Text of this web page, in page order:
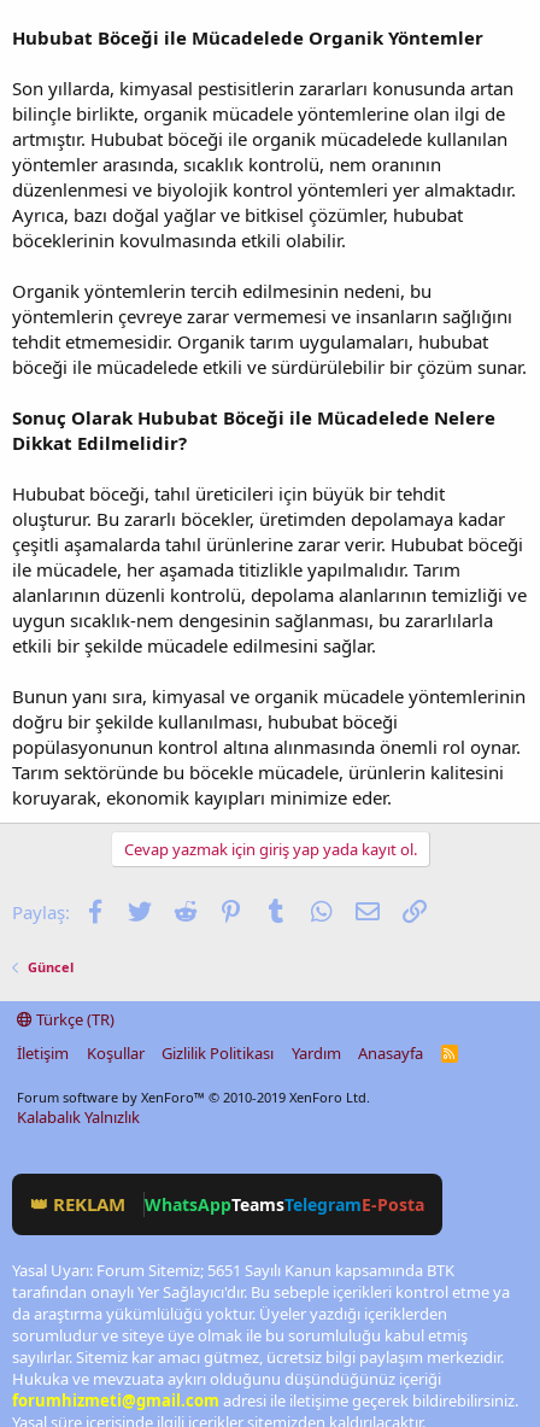
Hububat Böceği ile Mücadelede Organik Yöntemler
Son yıllarda, kimyasal pestisitlerin zararları konusunda artan
bilinçle birlikte, organik mücadele yöntemlerine olan ilgi de
artmıştır. Hububat böceği ile organik mücadelede kullanılan
yöntemler arasında, sıcaklık kontrolü, nem oranının
düzenlenmesi ve biyolojik kontrol yöntemleri yer almaktadır.
Ayrıca, bazı doğal yağlar ve bitkisel çözümler, hububat
böceklerinin kovulmasında etkili olabilir.
Organik yöntemlerin tercih edilmesinin nedeni, bu
yöntemlerin çevreye zarar vermemesi ve insanların sağlığını
tehdit etmemesidir. Organik tarım uygulamaları, hububat
böceği ile mücadelede etkili ve sürdürülebilir bir çözüm sunar.
Sonuç Olarak Hububat Böceği ile Mücadelede Nelere
Dikkat Edilmelidir?
Hububat böceği, tahıl üreticileri için büyük bir tehdit
oluşturur. Bu zararlı böcekler, üretimden depolamaya kadar
çeşitli aşamalarda tahıl ürünlerine zarar verir. Hububat böceği
ile mücadele, her aşamada titizlikle yapılmalıdır. Tarım
alanlarının düzenli kontrolü, depolama alanlarının temizliği ve
uygun sıcaklık-nem dengesinin sağlanması, bu zararlılarla
etkili bir şekilde mücadele edilmesini sağlar.
Bunun yanı sıra, kimyasal ve organik mücadele yöntemlerinin
doğru bir şekilde kullanılması, hububat böceği
popülasyonunun kontrol altına alınmasında önemli rol oynar.
Tarım sektöründe bu böcekle mücadele, ürünlerin kalitesini
koruyarak, ekonomik kayıpları minimize eder.
Cevap yazmak için giriş yap yada kayıt ol.
Paylaş: Facebook
TwitterReddit PinterestTumblrWhatsApp
E-postaLink
Güncel
Türkçe (TR)
İletişim
Koşullar Gizlilik Politikası Yardım Anasayfa
R
Forum software by XenForo™ © 2010-2019 XenForo Ltd.
Kalabalık Yalnızlık
👑 REKLAM WhatsAppTeamsTelegramE-Posta
Yasal Uyarı: Forum Sitemiz; 5651 Sayılı Kanun kapsamında BTK
tarafından onaylı Yer Sağlayıcı'dır. Bu sebeple içerikleri kontrol etme ya
da araştırma yükümlülüğü yoktur. Üyeler yazdığı içeriklerden
sorumludur ve siteye üye olmak ile bu sorumluluğu kabul etmiş
sayılırlar. Sitemiz kar amacı gütmez, ücretsiz bilgi paylaşım merkezidir.
Hukuka ve mevzuata aykırı olduğunu düşündüğünüz içeriği
forumhizmeti@gmail.com adresi ile iletişime geçerek bildirebilirsiniz.
Yasal süre içerisinde ilgili içerikler sitemizden kaldırılacaktır.